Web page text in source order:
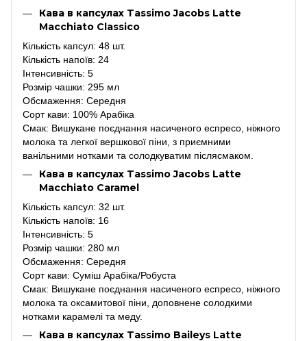
Кава в капсулах Tassimo Jacobs Latte
Macchiato Classico
Кількість капсул: 48 шт.
Кількість напоїв: 24
Інтенсивність: 5
Розмір чашки: 295 мл
Обсмаження: Середня
Сорт кави: 100% Арабіка
Смак: Вишукане поєднання насиченого еспресо, ніжного
молока та легкої вершкової піни, з приємними
ванільними нотками та солодкуватим післясмаком.
Кава в капсулах Tassimo Jacobs Latte
Macchiato Caramel
Кількість капсул: 32 шт.
Кількість напоїв: 16
Інтенсивність: 5
Розмір чашки: 280 мл
Обсмаження: Середня
Сорт кави: Суміш Арабіка/Робуста
Смак: Вишукане поєднання насиченого еспресо, ніжного
молока та оксамитової піни, доповнене солодкими
нотками карамелі та меду.
Кава в капсулах Tassimo Baileys Latte